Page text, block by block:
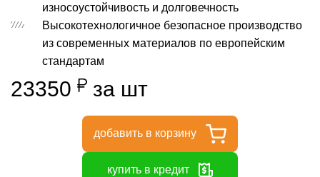
износоустойчивость и долговечность
Высокотехнологичное безопасное производство
из современных материалов по европейским
стандартам
23350 за шт
добавить в корзину
купить в кредит